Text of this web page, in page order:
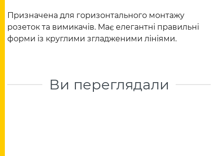
Призначена для горизонтального монтажу
розеток та вимикачів. Має елегантні правильні
форми із круглими згладженими лініями.
Ви переглядали